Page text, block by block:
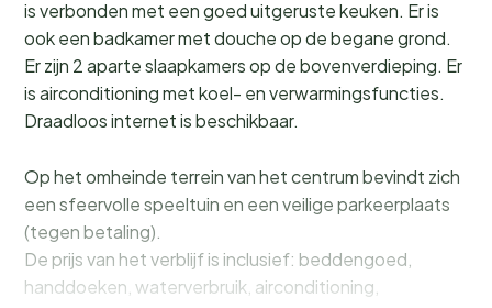
is verbonden met een goed uitgeruste keuken. Er is
ook een badkamer met douche op de begane grond.
Er zijn 2 aparte slaapkamers op de bovenverdieping. Er
is airconditioning met koel- en verwarmingsfuncties.
Draadloos internet is beschikbaar.
Op het omheinde terrein van het centrum bevindt zich
een sfeervolle speeltuin en een veilige parkeerplaats
(tegen betaling).
De prijs van het verblijf is inclusief: beddengoed,
handdoeken, waterverbruik, airconditioning,